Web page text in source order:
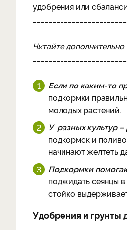
удобрения или
Читайте
Если по каким-то
подкормки
молодых растений.
У разных культур –
подкормок и
начинают желтеть
Подкормки
поджидать сеянцы
стойко
Удобрения и грунты